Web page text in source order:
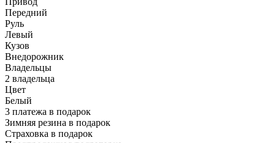
Передний
Руль
Левый
Кузов
Внедорожник
Владельцы
2 владельца
Цвет
Белый
3 платежа в подарок
Зимняя резина в подарок
Страховка в подарок